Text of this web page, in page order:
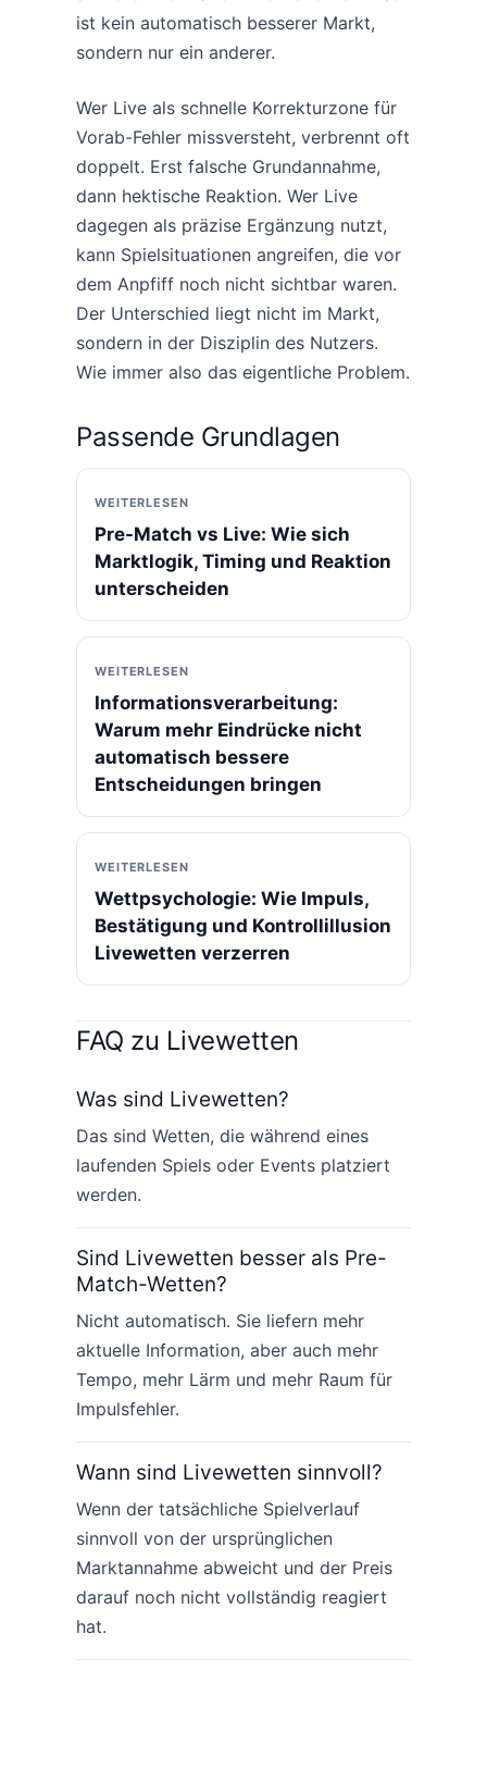
ist kein automatisch besserer Markt,
sondern nur ein anderer.
Wer Live als schnelle Korrekturzone für
Vorab-Fehler missversteht, verbrennt oft
doppelt. Erst falsche Grundannahme,
dann hektische Reaktion. Wer Live
dagegen als präzise Ergänzung nutzt,
kann Spielsituationen angreifen, die vor
dem Anpfiff noch nicht sichtbar waren.
Der Unterschied liegt nicht im Markt,
sondern in der Disziplin des Nutzers.
Wie immer also das eigentliche Problem.
Passende Grundlagen
WEITERLESEN
Pre-Match vs Live: Wie sich
Marktlogik, Timing und Reaktion
unterscheiden
WEITERLESEN
Informationsverarbeitung:
Warum mehr Eindrücke nicht
automatisch bessere
Entscheidungen bringen
WEITERLESEN
Wettpsychologie: Wie Impuls,
Bestätigung und Kontrollillusion
Livewetten verzerren
FAQ zu Livewetten
Was sind Livewetten?
Das sind Wetten, die während eines
laufenden Spiels oder Events platziert
werden.
Sind Livewetten besser als Pre-
Match-Wetten?
Nicht automatisch. Sie liefern mehr
aktuelle Information, aber auch mehr
Tempo, mehr Lärm und mehr Raum für
Impulsfehler.
Wann sind Livewetten sinnvoll?
Wenn der tatsächliche Spielverlauf
sinnvoll von der ursprünglichen
Marktannahme abweicht und der Preis
darauf noch nicht vollständig reagiert
hat.